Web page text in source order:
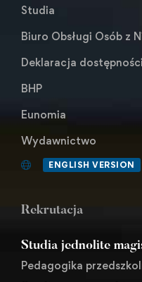
Studia
Biuro Obsługi Osób z
Deklaracja dostępności
BHP
Eunomia
Wydawnictwo
ENGLISH VERSION
Rekrutacja
Studia jednolite
Pedagogika